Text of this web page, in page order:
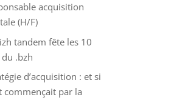
acquisition
(H/F)
tandem fête les 10
.bzh
d’acquisition : et si
commençait par la